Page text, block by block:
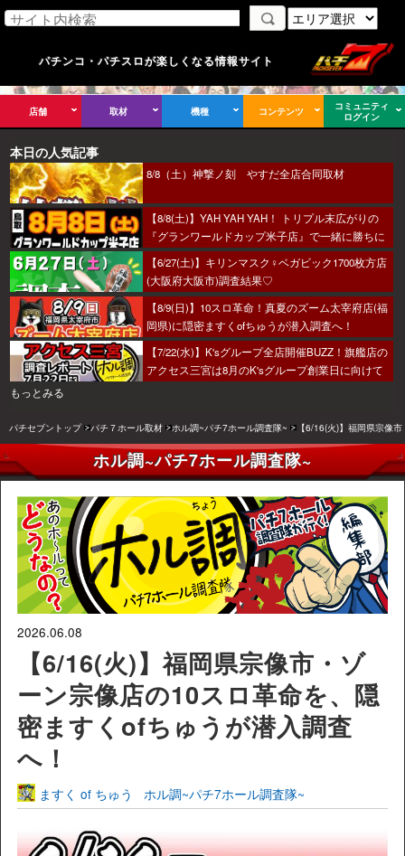
パチンコ・パチスロが楽しくなる情報サイト
店舗 取材 機種 コンテンツ
コミュニティ
ログイン
本日の人気記事
8/8（土）神撃ノ刻 やすだ全店合同取材
【8/8(土)】YAH YAH YAH！ トリプル末広がりの
『グランワールドカップ米子店』で一緒に勝ちに
行こうか～！
【6/27(土)】キリンマスク♀ベガビック1700枚方店
(大阪府大阪市)調査結果♡
【8/9(日)】10スロ革命！真夏のズーム太宰府店(福
岡県)に隠密ますくofちゅうが潜入調査へ！
【7/22(水)】K'sグループ全店開催BUZZ！旗艦店の
アクセス三宮は8月のK'sグループ創業日に向けて
もっとみる
パチセブントップ パチ７ホール取材 ホル調~パチ7ホール調査隊~ 【6/16(火)】福岡県宗像
ホル調~パチ7ホール調査隊~
2026.06.08
【6/16(火)】福岡県宗像市・ゾ
ーン宗像店の10スロ革命を、隠
密ますくofちゅうが潜入調査
へ！
ますく of ちゅう ホル調~パチ7ホール調査隊~